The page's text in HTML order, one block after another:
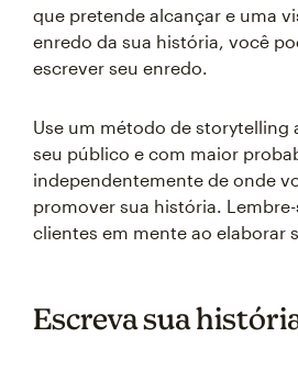
que pretende alcançar e uma
enredo da sua história, você
escrever seu enredo.
Use um método de storytelling
seu público e com maior
independentemente de onde
promover sua história.
clientes em mente ao elaborar
Escreva sua